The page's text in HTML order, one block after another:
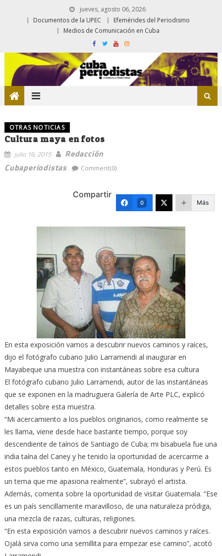
jueves, agosto 06, 2026
Documentos de la UPEC
Efemérides del Periodismo
Medios de Comunicación en Cuba
OTRAS NOTICIAS
Cultura maya en fotos
julio 16, 2015
Redacción
Cubaperiodistas
Comment(0)
Compartir
0 Más
En esta exposición vamos a descubrir nuevos caminos y raíces,
dijo el fotógrafo cubano Julio Larramendi al inaugurar en
Mayabeque una muestra con instantáneas sobre esa cultura
El fotógrafo cubano Julio Larramendi, autor de las instantáneas
que se exponen en la madruguera Galería de Arte PLC, explicó
detalles sobre esta muestra.
“Mi acercamiento a los pueblos originarios, como realmente se
les llama, viene desde hace bastante tiempo, porque soy
descendiente de taínos de Santiago de Cuba; mi bisabuela fue una
india taína del Caney y he tenido la oportunidad de acercarme a
estos pueblos tanto en México, Guatemala, Honduras y Perú. Es
un tema que me apasiona realmente”, subrayó el artista.
Además, comenta sobre la oportunidad de visitar Guatemala. “Ese
es un país sencillamente maravilloso, de una naturaleza pródiga,
una mezcla de razas, culturas, religiones.
“En esta exposición vamos a descubrir nuevos caminos y raíces.
Ojalá sirva como una semillita para empezar ese camino”, acotó